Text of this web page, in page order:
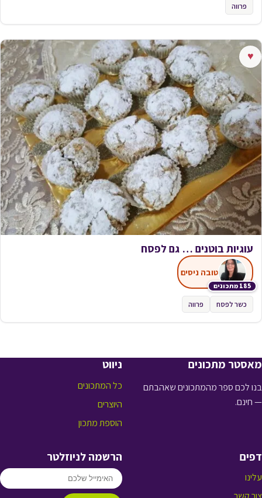
פרווה
♥
עוגיות בוטנים … גם לפסח
185 מתכונים
טובה ניסים
כשר לפסח פרווה
מאסטר מתכונים
בנו לכם ספר מהמתכונים שאהבתם
— חינם.
ניווט
כל המתכונים
היוצרים
הוספת מתכון
דפים
עלינו
הרשמה לניוזלטר